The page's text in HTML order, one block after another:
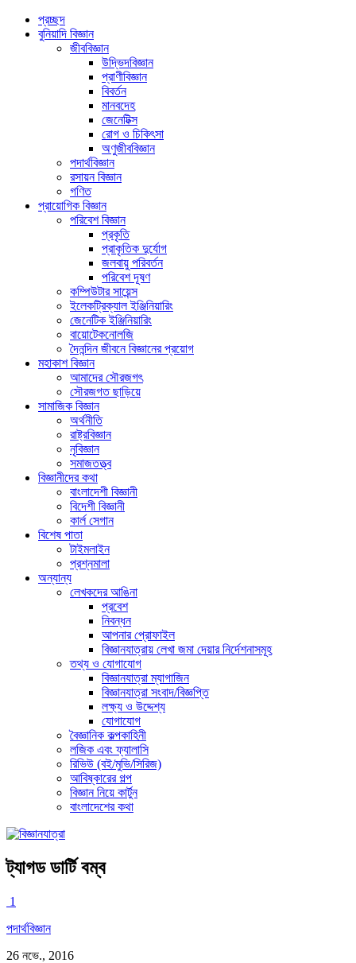
প্রচ্ছদ
বুনিয়াদি বিজ্ঞান
জীববিজ্ঞান
উদ্ভিদবিজ্ঞান
প্রাণীবিজ্ঞান
বিবর্তন
মানবদেহ
জেনেটিক্স
রোগ ও চিকিৎসা
অণুজীববিজ্ঞান
পদার্থবিজ্ঞান
রসায়ন বিজ্ঞান
গণিত
প্রায়োগিক বিজ্ঞান
পরিবেশ বিজ্ঞান
প্রকৃতি
প্রাকৃতিক দুর্যোগ
জলবায়ু পরিবর্তন
পরিবেশ দূষণ
কম্পিউটার সায়েন্স
ইলেকট্রিক্যাল ইঞ্জিনিয়ারিং
জেনেটিক ইঞ্জিনিয়ারিং
বায়োটেকনোলজি
দৈনন্দিন জীবনে বিজ্ঞানের প্রয়োগ
মহাকাশ বিজ্ঞান
আমাদের সৌরজগৎ
সৌরজগত ছাড়িয়ে
সামাজিক বিজ্ঞান
অর্থনীতি
রাষ্ট্রবিজ্ঞান
নৃবিজ্ঞান
সমাজতত্ত্ব
বিজ্ঞানীদের কথা
বাংলাদেশী বিজ্ঞানী
বিদেশী বিজ্ঞানী
কার্ল সেগান
বিশেষ পাতা
টাইমলাইন
প্রশ্নমালা
অন্যান্য
লেখকদের আঙিনা
প্রবেশ
নিবন্ধন
আপনার প্রোফাইল
বিজ্ঞানযাত্রায় লেখা জমা দেয়ার নির্দেশনাসমূহ
তথ্য ও যোগাযোগ
বিজ্ঞানযাত্রা ম্যাগাজিন
বিজ্ঞানযাত্রা সংবাদ/বিজ্ঞপ্তি
লক্ষ্য ও উদ্দেশ্য
যোগাযোগ
বৈজ্ঞানিক কল্পকাহিনী
লজিক এবং ফ্যালাসি
রিভিউ (বই/মুভি/সিরিজ)
আবিষ্কারের গল্প
বিজ্ঞান নিয়ে কার্টুন
বাংলাদেশের কথা
ট্যাগডডার্টি বম্ব
1
পদার্থবিজ্ঞান
26 নভে., 2016